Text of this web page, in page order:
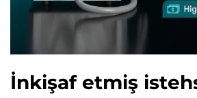
İnkişaf etmiş